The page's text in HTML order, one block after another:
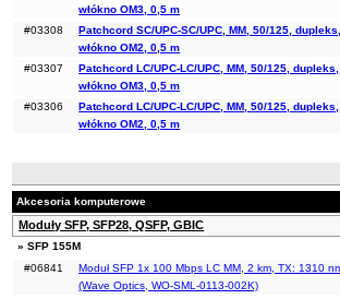
włókno OM3, 0,5 m
#03308
Patchcord SC/UPC-SC/UPC, MM, 50/125, dupleks,
włókno OM2, 0,5 m
#03307
Patchcord LC/UPC-LC/UPC, MM, 50/125, dupleks,
włókno OM3, 0,5 m
#03306
Patchcord LC/UPC-LC/UPC, MM, 50/125, dupleks,
włókno OM2, 0,5 m
Akcesoria komputerowe
Moduły SFP, SFP28, QSFP, GBIC
» SFP 155M
#06841
Moduł SFP 1x 100 Mbps LC MM, 2 km, TX: 1310
(Wave Optics, WO-SML-0113-002K)